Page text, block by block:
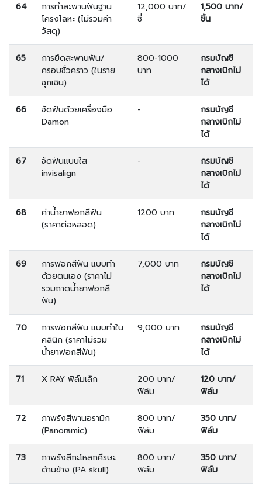
64
การทำสะพานฟันฐาน
โครงโลหะ (ไม่รวมค่า
วัสดุ)
12,000 บาท/
ซี่
1,500 บาท/
ชิ้น
65
การยึดสะพานฟัน/
ครอบชั่วคราว (ในราย
ฉุกเฉิน)
800-1000
บาท
กรมบัญชี
กลางเบิกไม่
ได้
66
จัดฟันด้วยเครื่องมือ
Damon
-
กรมบัญชี
กลางเบิกไม่
ได้
67
จัดฟันแบบใส
invisalign
-
กรมบัญชี
กลางเบิกไม่
ได้
68
ค่าน้ำยาฟอกสีฟัน
(ราคาต่อหลอด)
1200 บาท
กรมบัญชี
กลางเบิกไม่
ได้
69
การฟอกสีฟัน แบบทำ
ด้วยตนเอง (ราคาไม่
รวมถาดน้ำยาฟอกสี
ฟัน)
7,000 บาท
กรมบัญชี
กลางเบิกไม่
ได้
70
การฟอกสีฟัน แบบทำใน
คลินิก (ราคาไม่รวม
น้ำยาฟอกสีฟัน)
9,000 บาท
กรมบัญชี
กลางเบิกไม่
ได้
71 X RAY ฟิล์มเล็ก
200 บาท/
ฟิล์ม
120 บาท/
ฟิล์ม
72
ภาพรังสีพานอรามิก
(Panoramic)
800 บาท/
ฟิล์ม
350 บาท/
ฟิล์ม
73
ภาพรังสีกะโหลกศีรษะ
ด้านข้าง (PA skull)
800 บาท/
ฟิล์ม
350 บาท/
ฟิล์ม